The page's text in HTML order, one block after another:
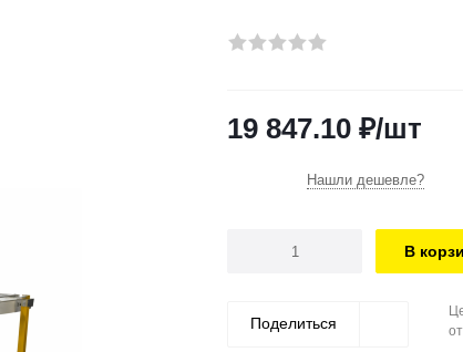
19 847.10 ₽/шт
Нашли дешевле?
В
Поделиться